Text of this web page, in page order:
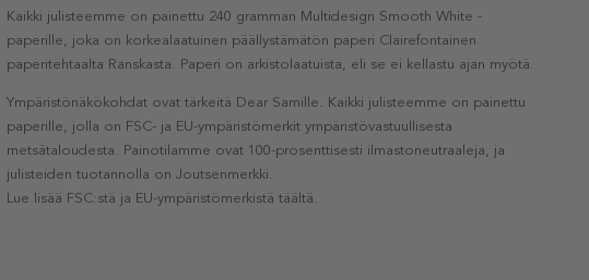
Kaikki julisteemme on painettu 240 gramman Multidesign Smooth White -
paperille, joka on korkealaatuinen päällystämätön paperi Clairefontainen
paperitehtaalta Ranskasta. Paperi on arkistolaatuista, eli se ei kellastu ajan myötä.
Ympäristönäkökohdat ovat tärkeitä Dear Samille. Kaikki julisteemme on painettu
paperille, jolla on FSC- ja EU-ympäristömerkit ympäristövastuullisesta
metsätaloudesta. Painotilamme ovat 100-prosenttisesti ilmastoneutraaleja, ja
julisteiden tuotannolla on Joutsenmerkki.
Lue lisää FSC:stä ja EU-ympäristömerkistä täältä.